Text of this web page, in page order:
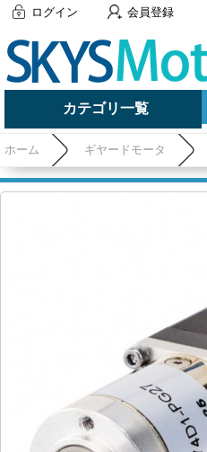
ログイン 会員登録
カテゴリ一覧
ホーム ギヤードモータ